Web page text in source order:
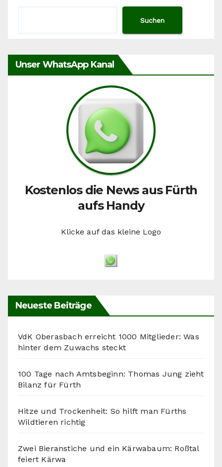
Suchen
Unser WhatsApp Kanal
Kostenlos die News aus Fürth
aufs Handy
Klicke auf das kleine Logo
Neueste Beiträge
VdK Oberasbach erreicht 1000 Mitglieder: Was
hinter dem Zuwachs steckt
100 Tage nach Amtsbeginn: Thomas Jung zieht
Bilanz für Fürth
Hitze und Trockenheit: So hilft man Fürths
Wildtieren richtig
Zwei Bieranstiche und ein Kärwabaum: Roßtal
feiert Kärwa